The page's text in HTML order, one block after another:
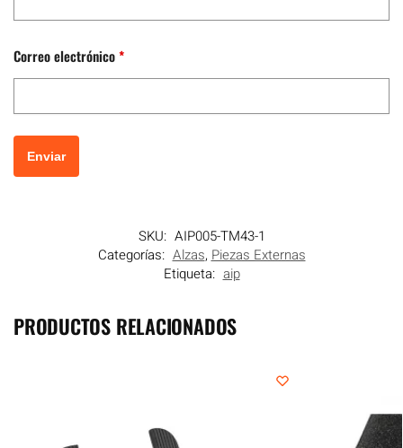
Correo electrónico*
SKU: AIP005-TM43-1
Categorías: Alzas, Piezas Externas
Etiqueta: aip
PRODUCTOS RELACIONADOS